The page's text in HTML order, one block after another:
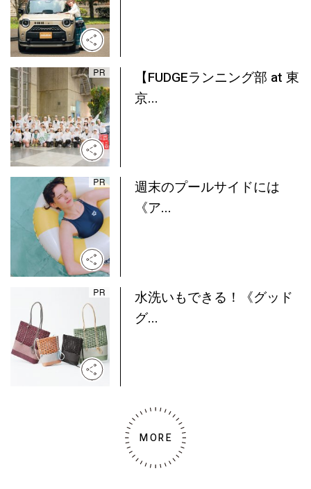
【FUDGEランニング部 at 東
京...
週末のプールサイドには
《ア...
水洗いもできる！《グッド
グ...
MORE